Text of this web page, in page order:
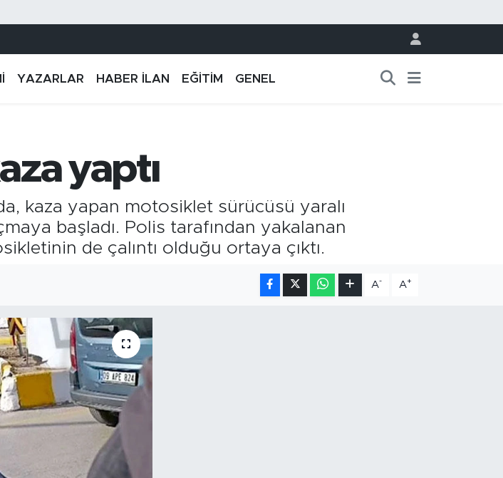
YAZARLAR HABER İLAN EĞİTİM GENEL
yaptı
kaza yapan motosiklet sürücüsü yaralı
başladı. Polis tarafından yakalanan
de çalıntı olduğu ortaya çıktı.
A- A+